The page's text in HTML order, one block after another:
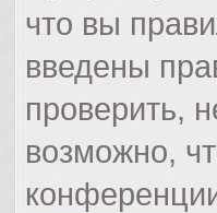
что вы
введены
проверить,
возможно,